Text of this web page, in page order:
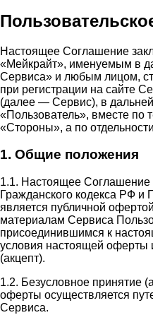
Настоящее Соглашение
«Мейкрайт», именуемым в
Сервиса» и любым лицом,
при регистрации на сайте
(далее — Сервис), в
«Пользователь», вместе по
«Стороны», а по
1. Общие положения
1.1. Настоящее Соглашение
Гражданского кодекса РФ и
является публичной
материалам Сервиса
присоединившимся к
условия настоящей
(акцепт).
1.2. Безусловное принятие
оферты осуществляется
Сервиса.